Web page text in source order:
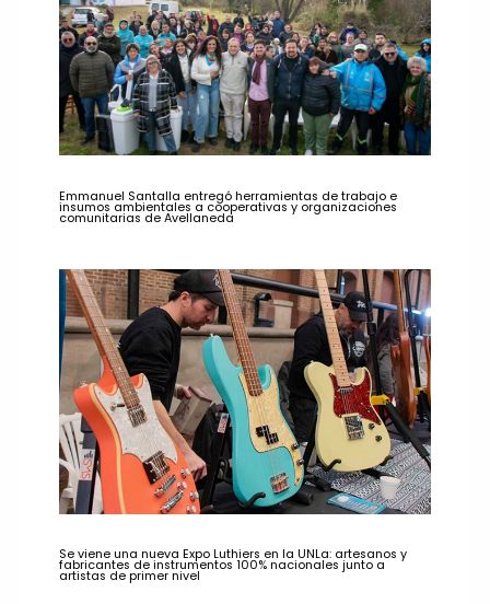
Emmanuel Santalla entregó herramientas de trabajo e
insumos ambientales a cooperativas y organizaciones
comunitarias de Avellaneda
Se viene una nueva Expo Luthiers en la UNLa: artesanos y
fabricantes de instrumentos 100% nacionales junto a
artistas de primer nivel